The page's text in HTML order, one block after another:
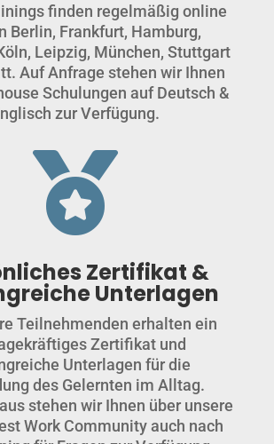
finden regelmäßig online
Berlin, Frankfurt, Hamburg,
Leipzig, München, Stuttgart
Auf Anfrage stehen wir Ihnen
Schulungen auf Deutsch &
zur Verfügung.

Zertifikat &
Unterlagen
Teilnehmenden erhalten ein
Zertifikat und
Unterlagen für die
des Gelernten im Alltag.
stehen wir Ihnen über unsere
Work Community auch nach